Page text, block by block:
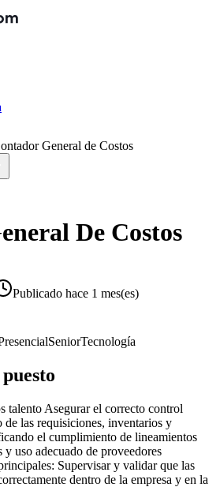
General de Costos
De Costos
Publicado hace 1 mes(es)
SeniorTecnología
talento Asegurar el correcto control
las requisiciones, inventarios y
el cumplimiento de lineamientos
uso adecuado de proveedores
Supervisar y validar que las
dentro de la empresa y en la